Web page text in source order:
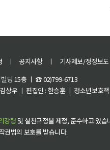
ㅣ 공지사항 ㅣ 기사제보/정정보
빌딩 15층 ㅣ ☎ 02)799-6713
상우 ㅣ 편집인 : 한승훈 ㅣ 청소년보호
강령 및 실천규정을 제정, 준수하고 있습
권법의 보호를 받습니다.